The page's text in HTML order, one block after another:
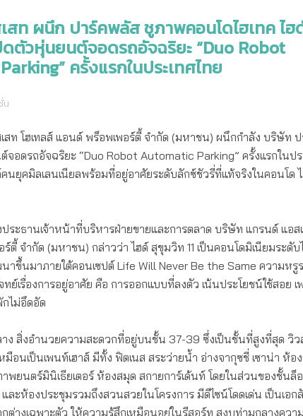
สท ผนึก ปาร์คพลัส ชูภาพคอนโดไฮเทค ไฮ
ดตัวหุ่นยนต์จอดรถอัจฉริยะ “Duo Robot
ครั้งแรกในประเทศไทย
น
สท โฮเทลส์ แอนด์ พร็อพเพอร์ตี้ จำกัด (มหาชน) ผนึกกำลัง บริษัท
จอดรถอัจฉริยะ “Duo Robot Automatic Parking” ครั้งแรกในปร
นยุคมิลเลนเนียลพร้อมที่อยู่อาศัยระดับลักซ์ชัวรี่ที่แท้จริงในคอนโด
ะธานเจ้าหน้าที่บริหารฝ่ายขายและการตลาด บริษัท แกรนด์ แอสเ
ตี้ จำกัด (มหาชน) กล่าวว่า ไฮด์ สุขุมวิท 11 เป็นคอนโดมิเนียมระดับ
ขึ้นมาภายใต้คอนเซปต์ Life Will Never Be the Same ความหรู
ย์เรื่องการอยู่อาศัย คือ การออกแบบที่ลงตัว เน้นประโยชน์ใช้สอย เ
ไม่อึดอัด
ง สิ่งอำนวยความสะดวกที่อยู่บนชั้น 37-39 ซึ่งเป็นชั้นที่สูงที่สุด วิว
มือนเป็นเพนท์เฮาส์ มีทั้ง ฟิตเนส สระว่ายน้ำ อ่างจากุซชี่ เซาน่า ห้อ
ภาพยนตร์มินิเธียเตอร์ ห้องสมุด สกายการ์เด้นท์ โดยในส่วนของชั้นล็
และห้องประชุมรวมถึงสวนสวยในโครงการ มีดีไซน์โดดเด่น เป็นเอ
างเฉพาะตัว ให้ความรู้สึกเหมือนอยู่ในรีสอร์ท สงบท่ามกลางควา